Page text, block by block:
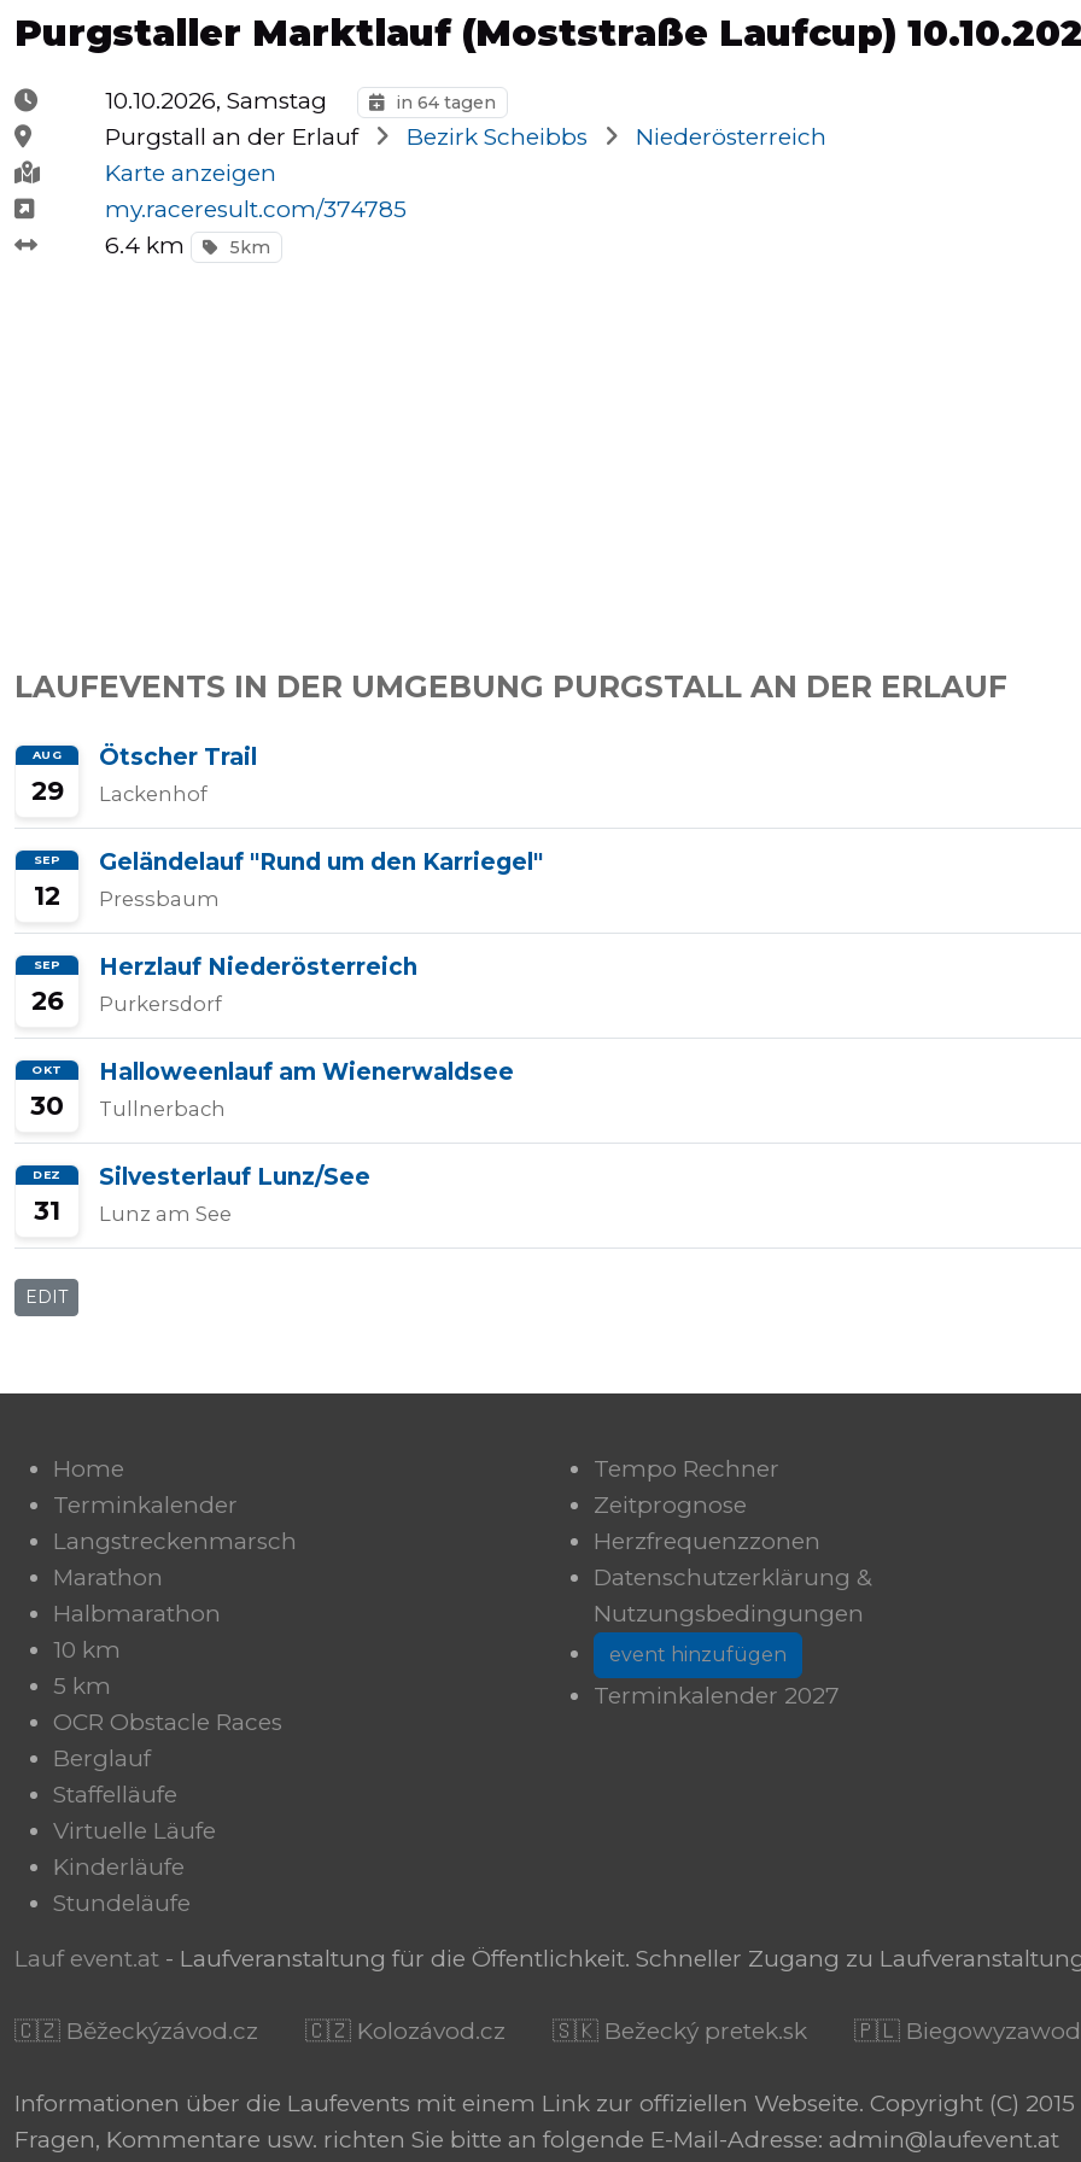
Halbmarathons
OCR
Wien
Wettkampfzeit-
Prognose
Herzfrequenzzonen
Purgstaller Marktlauf (Moststraße Laufcup)
10.10.2026, Samstag in 64 tagen
Purgstall an der Erlauf Bezirk Scheibbs
Niederösterreich
Karte anzeigen
my.raceresult.com/374785
6.4 km
5km
LAUFEVENTS IN DER UMGEBUNG PURGSTALL AN DER ERLAUF
AUG
29
Ötscher Trail
Lackenhof
SEP
12
Geländelauf "Rund um den Karriegel"
Pressbaum
SEP
26
Herzlauf Niederösterreich
Purkersdorf
OKT
30
Halloweenlauf am Wienerwaldsee
Tullnerbach
DEZ
31
Silvesterlauf Lunz/See
Lunz am See
EDIT
Home
Terminkalender
Langstreckenmarsch
Marathon
Halbmarathon
10 km
5 km
OCR Obstacle Races
Berglauf
Staffelläufe
Virtuelle Läufe
Kinderläufe
Stundeläufe
Tempo Rechner
Zeitprognose
Herzfrequenzzonen
Datenschutzerklärung &
Nutzungsbedingungen
event hinzufügen
Terminkalender 2027
Lauf event.at - Laufveranstaltung für die Öffentlichkeit. Schneller Zugang zu
🇨🇿 Běžeckýzávod.cz 🇨🇿 Kolozávod.cz 🇸🇰 Bežecký pretek.sk 🇵🇱
Informationen über die Laufevents mit einem Link zur offiziellen Webseite. Copyright (C)
Fragen, Kommentare usw. richten Sie bitte an folgende E-Mail-Adresse: admin@laufevent.at